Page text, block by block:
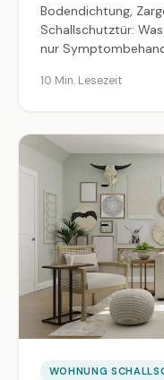
Bodendichtung,
Schallschutztür:
nur
konkretem Vorgehen.
10 Min. Lesezeit
WOHNUNG